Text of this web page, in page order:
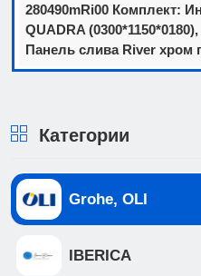
280490mRi00 Комплект:
QUADRA
Панель слива River хром
Категории
Grohe, OLI
IBERICA